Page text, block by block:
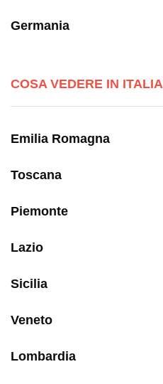
Germania
COSA VEDERE IN ITALIA
Emilia Romagna
Toscana
Piemonte
Lazio
Sicilia
Veneto
Lombardia